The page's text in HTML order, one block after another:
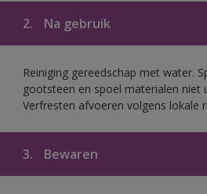
2. Na gebruik
Reiniging gereedschap met water.
gootsteen en spoel materialen niet
Verfresten afvoeren volgens lokale
3. Bewaren